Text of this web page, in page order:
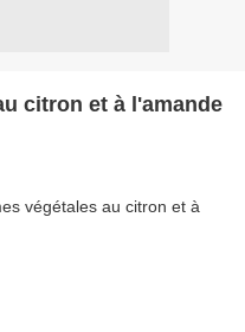
citron et à l'amande